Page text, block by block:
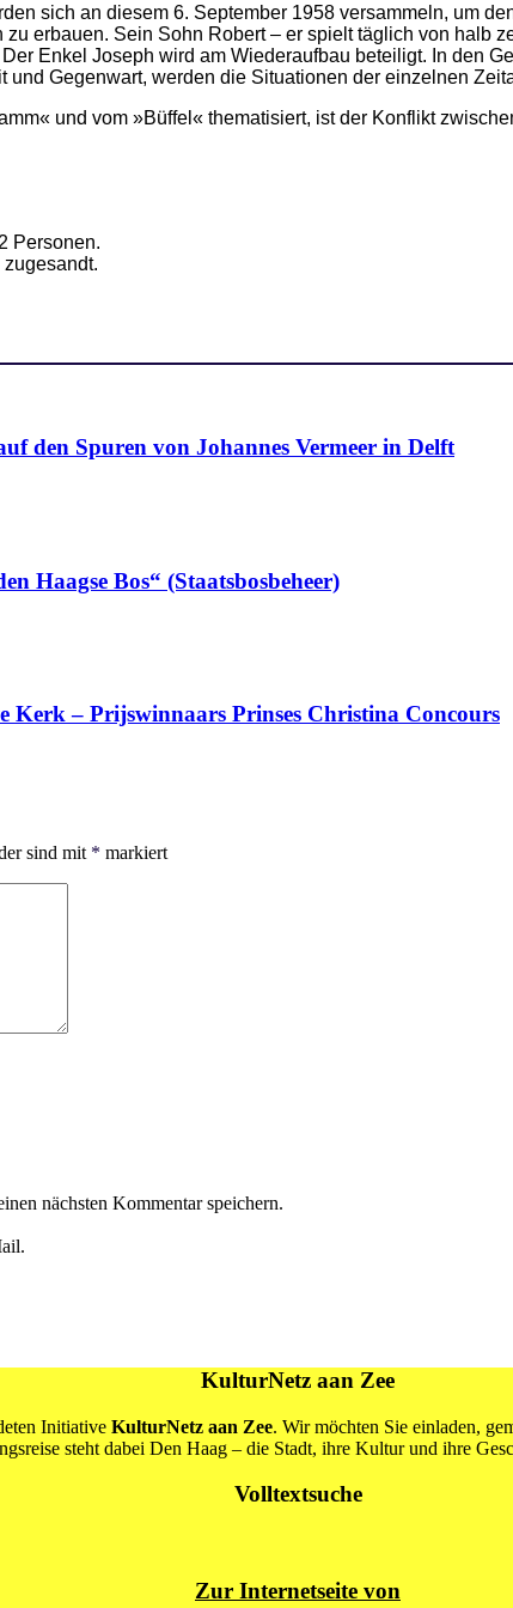
sich an diesem 6. September 1958 versammeln, um
erbauen. Sein Sohn Robert – er spielt täglich von
Enkel Joseph wird am Wiederaufbau beteiligt. In den
Gegenwart, werden die Situationen der einzelnen
und vom »Büffel« thematisiert, ist der Konflikt
Personen.
den Spuren von Johannes Vermeer in Delft
Haagse Bos“ (Staatsbosbeheer)
Kerk – Prijswinnaars Prinses Christina Concours
sind mit * markiert
nächsten Kommentar speichern.
KulturNetz aan Zee
Initiative KulturNetz aan Zee. Wir möchten Sie einladen,
steht dabei Den Haag – die Stadt, ihre Kultur und ihre
Volltextsuche
Zur Internetseite von